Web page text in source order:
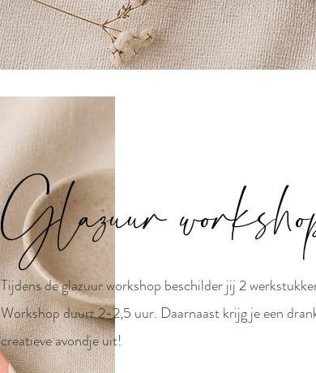
Glazuur
Tijdens de glazuur workshop beschilder jij 2
Workshop duurt 2-2,5 uur. Daarnaast krijg je een
creatieve avondje uit!